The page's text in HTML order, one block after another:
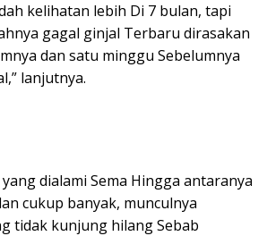
kelihatan lebih Di 7 bulan, tapi
gagal ginjal Terbaru dirasakan
dan satu minggu Sebelumnya
lanjutnya.
dialami Sema Hingga antaranya
cukup banyak, munculnya
tidak kunjung hilang Sebab